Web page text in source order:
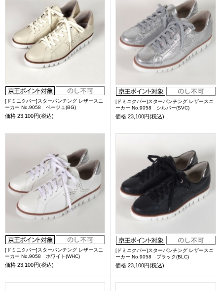
[ドミニクバー]スターパンチング レザースニ
ーカー No.9058 ベージュ(BG)
価格 23,100円(税込)
[ドミニクバー]スターパンチング レザースニ
ーカー No.9058 シルバー(SVC)
価格 23,100円(税込)
[ドミニクバー]スターパンチング レザースニ
ーカー No.9058 ホワイト(WHC)
価格 23,100円(税込)
[ドミニクバー]スターパンチング レザースニ
ーカー No.9058 ブラック(BLC)
価格 23,100円(税込)